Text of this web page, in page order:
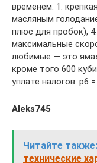
временем: 1.
масляным
плюс для пробок),
максимальные
любимые — это
кроме того 600
уплате налогов: р6
Aleks745
Читайте также:
технические